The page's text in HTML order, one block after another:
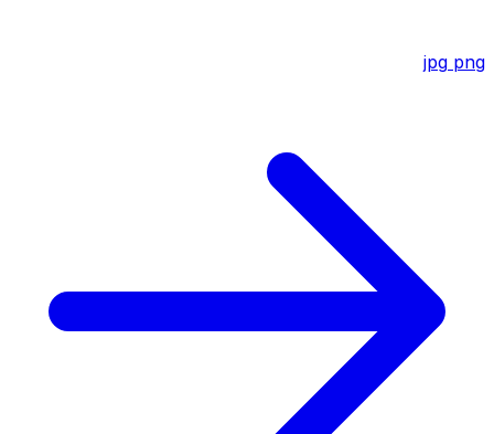
jpg png